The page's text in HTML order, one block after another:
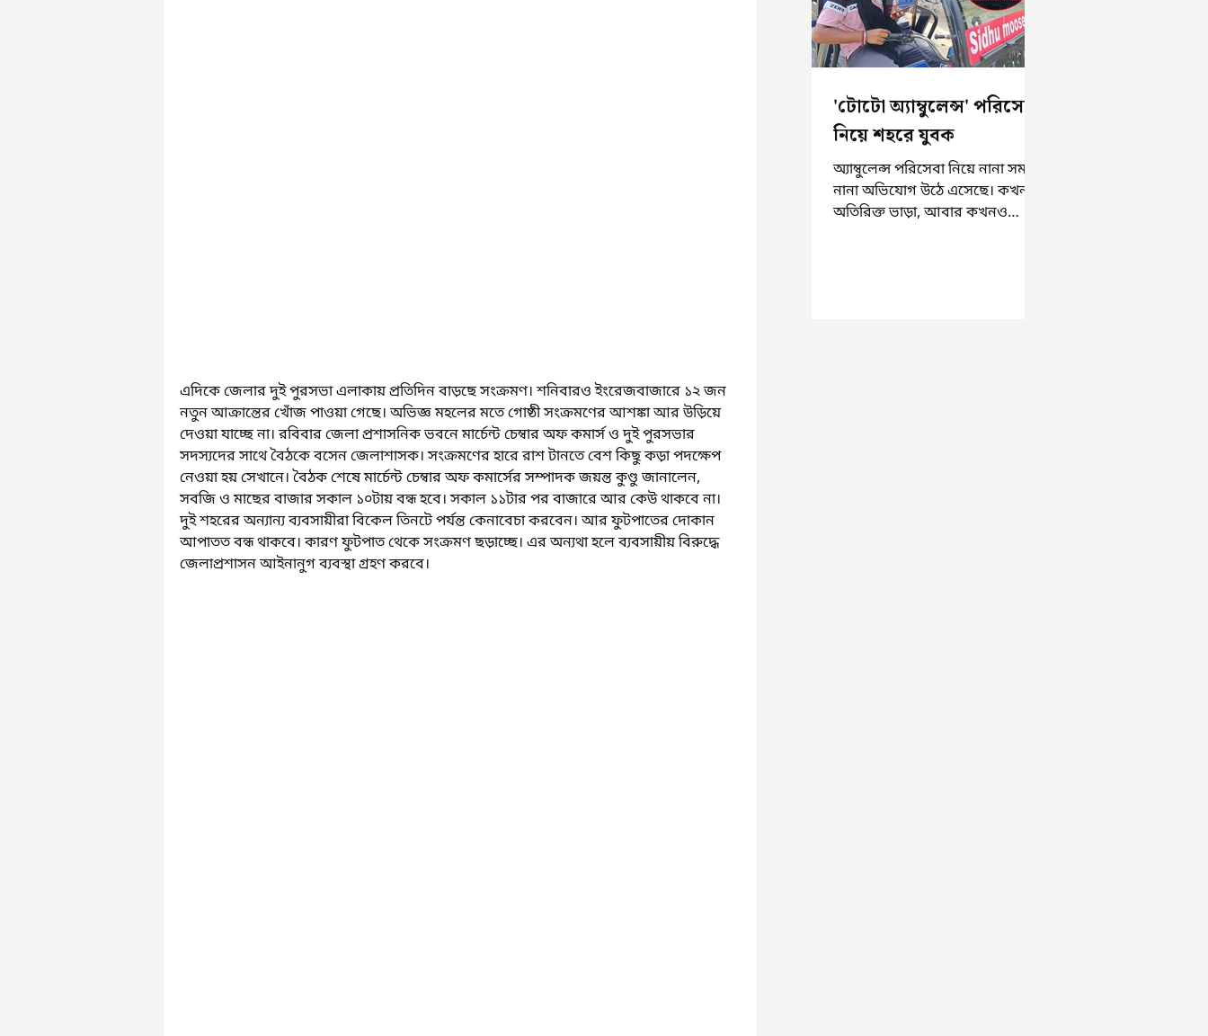
এদিকে জেলার দুই পুরসভা এলাকায় প্রতিদিন বাড়ছে সংক্রমণ। শনিবারও ইংরেজবাজারে ১২ জন
নতুন আক্রান্তের খোঁজ পাওয়া গেছে। অভিজ্ঞ মহলের মতে গোষ্ঠী সংক্রমণের আশঙ্কা আর উড়িয়ে
দেওয়া যাচ্ছে না। রবিবার জেলা প্রশাসনিক ভবনে মার্চেন্ট চেম্বার অফ কমার্স ও দুই পুরসভার
সদস্যদের সাথে বৈঠকে বসেন জেলাশাসক। সংক্রমণের হারে রাশ টানতে বেশ কিছু কড়া পদক্ষেপ
নেওয়া হয় সেখানে। বৈঠক শেষে মার্চেন্ট চেম্বার অফ কমার্সের সম্পাদক জয়ন্ত কুণ্ডু জানালেন,
সবজি ও মাছের বাজার সকাল ১০টায় বন্ধ হবে। সকাল ১১টার পর বাজারে আর কেউ থাকবে না।
দুই শহরের অন্যান্য ব্যবসায়ীরা বিকেল তিনটে পর্যন্ত কেনাবেচা করবেন। আর ফুটপাতের দোকান
আপাতত বন্ধ থাকবে। কারণ ফুটপাত থেকে সংক্রমণ ছড়াচ্ছে। এর অন্যথা হলে ব্যবসায়ীয় বিরুদ্ধে
জেলাপ্রশাসন আইনানুগ ব্যবস্থা গ্রহণ করবে।
'টোটো অ্যাম্বুলেন্স' পরিসেবা
নিয়ে শহরে যুবক
অ্যাম্বুলেন্স পরিসেবা নিয়ে নানা সময়
নানা অভিযোগ উঠে এসেছে। কখনও
অতিরিক্ত ভাড়া, আবার কখনও